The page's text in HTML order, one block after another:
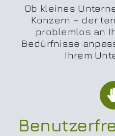
Ob kleines
Konzern – der
problemlos an
Bedürfnisse
Ihrem